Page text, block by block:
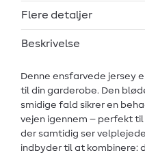
Flere detaljer
Beskrivelse
Denne ensfarvede jersey
til din garderobe. Den
smidige fald sikrer en
vejen igennem – perfekt
der samtidig ser
indbyder til at kombinere: